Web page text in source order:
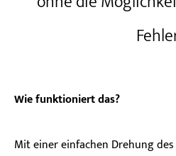
Wie funktioniert das?
Mit einer einfachen Drehung